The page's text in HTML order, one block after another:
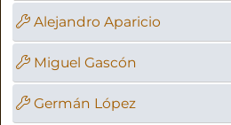
Alejandro Aparicio
Miguel Gascón
Germán López